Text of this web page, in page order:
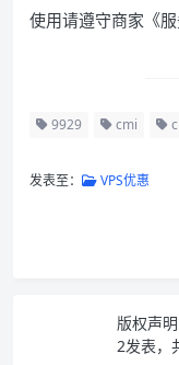
使用请遵守商家《服
9929 cmi
发表至： VPS优惠
版权声明
2发表，